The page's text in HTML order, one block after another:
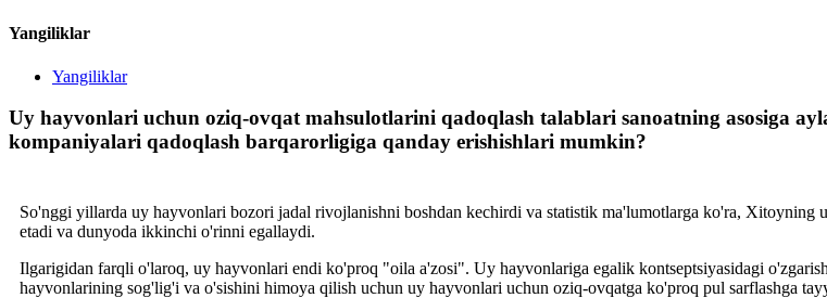
Yangiliklar
Yangiliklar
Uy hayvonlari uchun oziq-ovqat mahsulotlarini qadoqlash talablari sanoatning asosiga
kompaniyalari qadoqlash barqarorligiga qanday erishishlari mumkin?
So'nggi yillarda uy hayvonlari bozori jadal rivojlanishni boshdan kechirdi va statistik ma'lumotlarga ko'ra,
etadi va dunyoda ikkinchi o'rinni egallaydi.
Ilgarigidan farqli o'laroq, uy hayvonlari endi ko'proq "oila a'zosi". Uy hayvonlariga egalik kontseptsiyasidagi
hayvonlarining sog'lig'i va o'sishini himoya qilish uchun uy hayvonlari uchun oziq-ovqatga ko'proq pul sarflashga